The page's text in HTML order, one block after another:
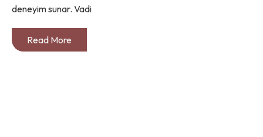
deneyim sunar. Vadi
Read More